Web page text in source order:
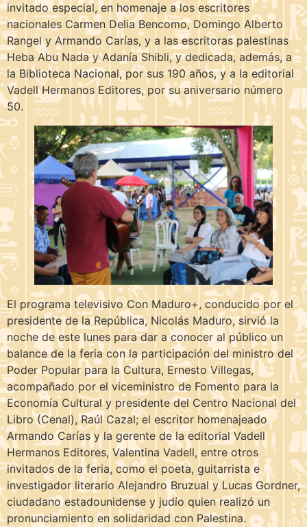
invitado especial, en homenaje a los escritores
nacionales Carmen Delia Bencomo, Domingo Alberto
Rangel y Armando Carías, y a las escritoras palestinas
Heba Abu Nada y Adanía Shibli, y dedicada, además, a
la Biblioteca Nacional, por sus 190 años, y a la editorial
Vadell Hermanos Editores, por su aniversario número
50.
El programa televisivo Con Maduro+, conducido por el
presidente de la República, Nicolás Maduro, sirvió la
noche de este lunes para dar a conocer al público un
balance de la feria con la participación del ministro del
Poder Popular para la Cultura, Ernesto Villegas,
acompañado por el viceministro de Fomento para la
Economía Cultural y presidente del Centro Nacional del
Libro (Cenal), Raúl Cazal; el escritor homenajeado
Armando Carías y la gerente de la editorial Vadell
Hermanos Editores, Valentina Vadell, entre otros
invitados de la feria, como el poeta, guitarrista e
investigador literario Alejandro Bruzual y Lucas Gordner,
ciudadano estadounidense y judío quien realizó un
pronunciamiento en solidaridad con Palestina.